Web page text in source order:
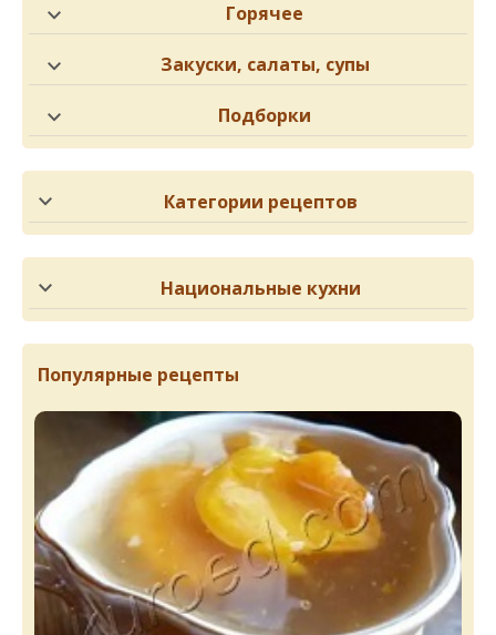
Горячее
Закуски, салаты, супы
Подборки
Категории рецептов
Национальные кухни
Популярные рецепты